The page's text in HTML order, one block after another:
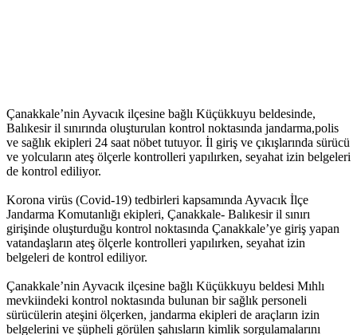
Çanakkale’nin Ayvacık ilçesine bağlı Küçükkuyu beldesinde,
Balıkesir il sınırında oluşturulan kontrol noktasında jandarma,polis
ve sağlık ekipleri 24 saat nöbet tutuyor. İl giriş ve çıkışlarında sürücü
ve yolcuların ateş ölçerle kontrolleri yapılırken, seyahat izin belgeleri
de kontrol ediliyor.
Korona virüs (Covid-19) tedbirleri kapsamında Ayvacık İlçe
Jandarma Komutanlığı ekipleri, Çanakkale- Balıkesir il sınırı
girişinde oluşturduğu kontrol noktasında Çanakkale’ye giriş yapan
vatandaşların ateş ölçerle kontrolleri yapılırken, seyahat izin
belgeleri de kontrol ediliyor.
Çanakkale’nin Ayvacık ilçesine bağlı Küçükkuyu beldesi Mıhlı
mevkiindeki kontrol noktasında bulunan bir sağlık personeli
sürücülerin ateşini ölçerken, jandarma ekipleri de araçların izin
belgelerini ve şüpheli görülen şahısların kimlik sorgulamalarını